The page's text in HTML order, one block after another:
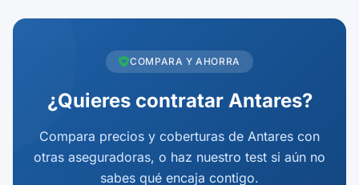
COMPARA Y AHORRA
¿Quieres contratar Antares?
Compara precios y coberturas de Antares con
otras aseguradoras, o haz nuestro test si aún no
sabes qué encaja contigo.